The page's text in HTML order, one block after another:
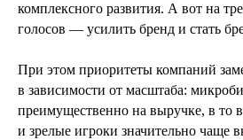
комплексного развития. А вот на
голосов — усилить бренд и стать
При этом приоритеты компаний
в зависимости от масштаба:
преимущественно на выручке, в то
и зрелые игроки значительно чаще